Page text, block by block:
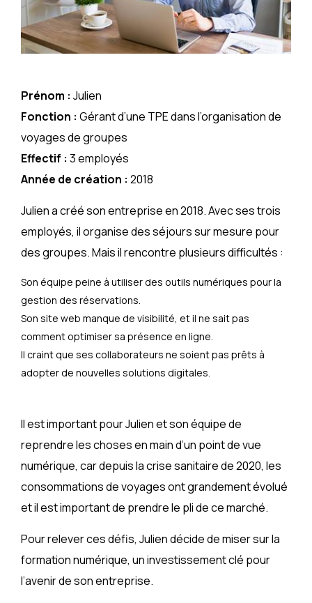
Prénom : Julien
Fonction : Gérant d’une TPE dans l’organisation de
voyages de groupes
Effectif : 3 employés
Année de création : 2018
Julien a créé son entreprise en 2018. Avec ses trois
employés, il organise des séjours sur mesure pour
des groupes. Mais il rencontre plusieurs difficultés :
Son équipe peine à utiliser des outils numériques pour la
gestion des réservations.
Son site web manque de visibilité, et il ne sait pas
comment optimiser sa présence en ligne.
Il craint que ses collaborateurs ne soient pas prêts à
adopter de nouvelles solutions digitales.
Il est important pour Julien et son équipe de
reprendre les choses en main d’un point de vue
numérique, car depuis la crise sanitaire de 2020, les
consommations de voyages ont grandement évolué
et il est important de prendre le pli de ce marché.
Pour relever ces défis, Julien décide de miser sur la
formation numérique, un investissement clé pour
l’avenir de son entreprise.